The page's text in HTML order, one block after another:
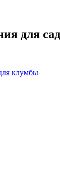
для
клумбы